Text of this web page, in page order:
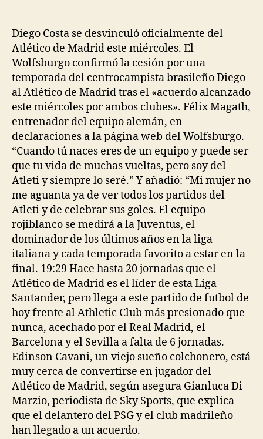
Diego Costa se desvinculó oficialmente del
Atlético de Madrid este miércoles. El
Wolfsburgo confirmó la cesión por una
temporada del centrocampista brasileño Diego
al Atlético de Madrid tras el «acuerdo alcanzado
este miércoles por ambos clubes». Félix Magath,
entrenador del equipo alemán, en
declaraciones a la página web del Wolfsburgo.
“Cuando tú naces eres de un equipo y puede ser
que tu vida de muchas vueltas, pero soy del
Atleti y siempre lo seré.” Y añadió: “Mi mujer no
me aguanta ya de ver todos los partidos del
Atleti y de celebrar sus goles. El equipo
rojiblanco se medirá a la Juventus, el
dominador de los últimos años en la liga
italiana y cada temporada favorito a estar en la
final. 19:29 Hace hasta 20 jornadas que el
Atlético de Madrid es el líder de esta Liga
Santander, pero llega a este partido de futbol de
hoy frente al Athletic Club más presionado que
nunca, acechado por el Real Madrid, el
Barcelona y el Sevilla a falta de 6 jornadas.
Edinson Cavani, un viejo sueño colchonero, está
muy cerca de convertirse en jugador del
Atlético de Madrid, según asegura Gianluca Di
Marzio, periodista de Sky Sports, que explica
que el delantero del PSG y el club madrileño
han llegado a un acuerdo.